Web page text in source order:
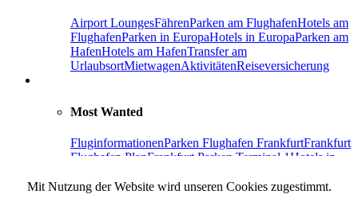
Airport LoungesFährenParken am FlughafenHotels am
FlughafenParken in EuropaHotels in EuropaParken am
HafenHotels am HafenTransfer am
UrlaubsortMietwagenAktivitätenReiseversicherung
Most Wanted
FluginformationenParken Flughafen FrankfurtFrankfurt
Flughafen PlanFrankfurt Parken Terminal 1Hotels in
Flughafen
Mit Nutzung der Website wird unseren Cookies zugestimmt.